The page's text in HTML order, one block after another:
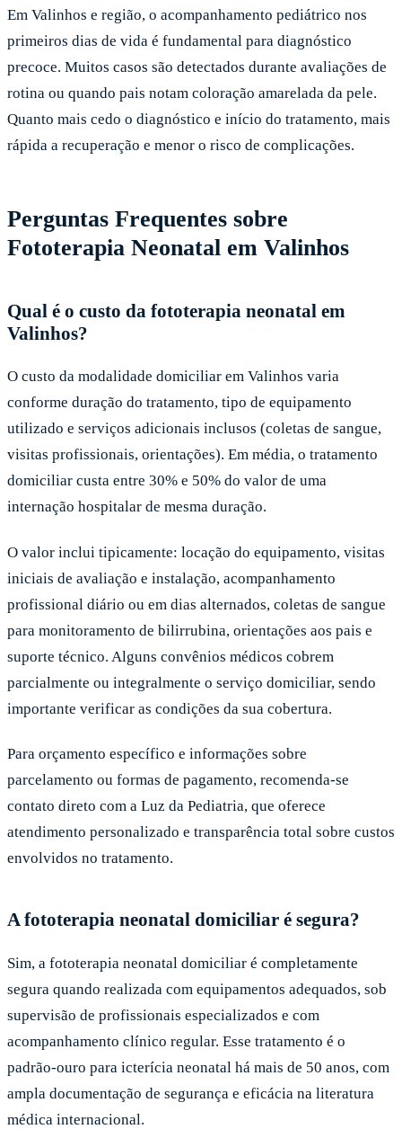
Em Valinhos e região, o acompanhamento pediátrico nos
primeiros dias de vida é fundamental para diagnóstico
precoce. Muitos casos são detectados durante avaliações de
rotina ou quando pais notam coloração amarelada da pele.
Quanto mais cedo o diagnóstico e início do tratamento, mais
rápida a recuperação e menor o risco de complicações.
Perguntas Frequentes sobre
Fototerapia Neonatal em Valinhos
Qual é o custo da fototerapia neonatal em
Valinhos?
O custo da modalidade domiciliar em Valinhos varia
conforme duração do tratamento, tipo de equipamento
utilizado e serviços adicionais inclusos (coletas de sangue,
visitas profissionais, orientações). Em média, o tratamento
domiciliar custa entre 30% e 50% do valor de uma
internação hospitalar de mesma duração.
O valor inclui tipicamente: locação do equipamento, visitas
iniciais de avaliação e instalação, acompanhamento
profissional diário ou em dias alternados, coletas de sangue
para monitoramento de bilirrubina, orientações aos pais e
suporte técnico. Alguns convênios médicos cobrem
parcialmente ou integralmente o serviço domiciliar, sendo
importante verificar as condições da sua cobertura.
Para orçamento específico e informações sobre
parcelamento ou formas de pagamento, recomenda-se
contato direto com a Luz da Pediatria, que oferece
atendimento personalizado e transparência total sobre custos
envolvidos no tratamento.
A fototerapia neonatal domiciliar é segura?
Sim, a fototerapia neonatal domiciliar é completamente
segura quando realizada com equipamentos adequados, sob
supervisão de profissionais especializados e com
acompanhamento clínico regular. Esse tratamento é o
padrão-ouro para icterícia neonatal há mais de 50 anos, com
ampla documentação de segurança e eficácia na literatura
médica internacional.